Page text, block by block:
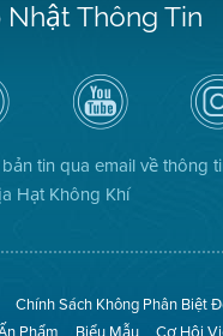
Nhật Thông Tin
Kênh
YouTube
của
Địa
Không
tin qua email về thông
Hạt Không Khí
Chính Sách Không Phân Biệt
Phẩm Biểu Mẫu Cơ Hội